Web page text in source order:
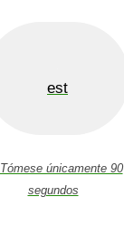
est
Tómese únicamente 90
segundos